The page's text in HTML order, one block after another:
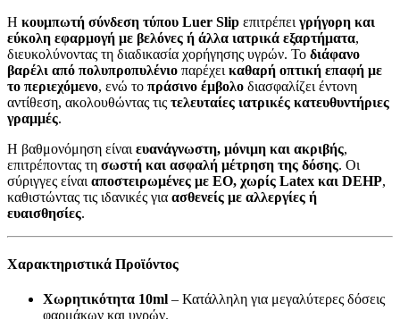
Η κουμπωτή σύνδεση τύπου Luer Slip επιτρέπει γρήγορη και
εύκολη εφαρμογή με βελόνες ή άλλα ιατρικά εξαρτήματα,
διευκολύνοντας τη διαδικασία χορήγησης υγρών. Το διάφανο
βαρέλι από πολυπροπυλένιο παρέχει καθαρή οπτική επαφή με
το περιεχόμενο, ενώ το πράσινο έμβολο διασφαλίζει έντονη
αντίθεση, ακολουθώντας τις τελευταίες ιατρικές κατευθυντήριες
γραμμές.
Η βαθμονόμηση είναι ευανάγνωστη, μόνιμη και ακριβής,
επιτρέποντας τη σωστή και ασφαλή μέτρηση της δόσης. Οι
σύριγγες είναι αποστειρωμένες με EΟ, χωρίς Latex και DEHP,
καθιστώντας τις ιδανικές για ασθενείς με αλλεργίες ή
ευαισθησίες.
Χαρακτηριστικά Προϊόντος
Χωρητικότητα 10ml – Κατάλληλη για μεγαλύτερες δόσεις
φαρμάκων και υγρών.